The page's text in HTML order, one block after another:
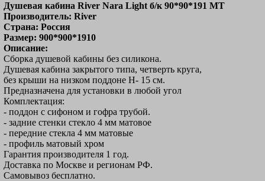
Душевая кабина River Nara Light б/к 90*90*191 МТ
Производитель: River
Страна: Россия
Размер: 900*900*1910
Описание:
Сборка душевой кабины без силикона.
Душевая кабина закрытого типа, четверть круга,
без крыши на низком поддоне Н- 15 см.
Предназначена для установки в любой угол
Комплектация:
- поддон с сифоном и гофра трубой.
- задние стенки стекло 4 мм матовое
- передние стекла 4 мм матовые
- профиль матовый хром
Гарантия производителя 1 год.
Доставка по Москве и регионам РФ.
Самовывоз бесплатно.